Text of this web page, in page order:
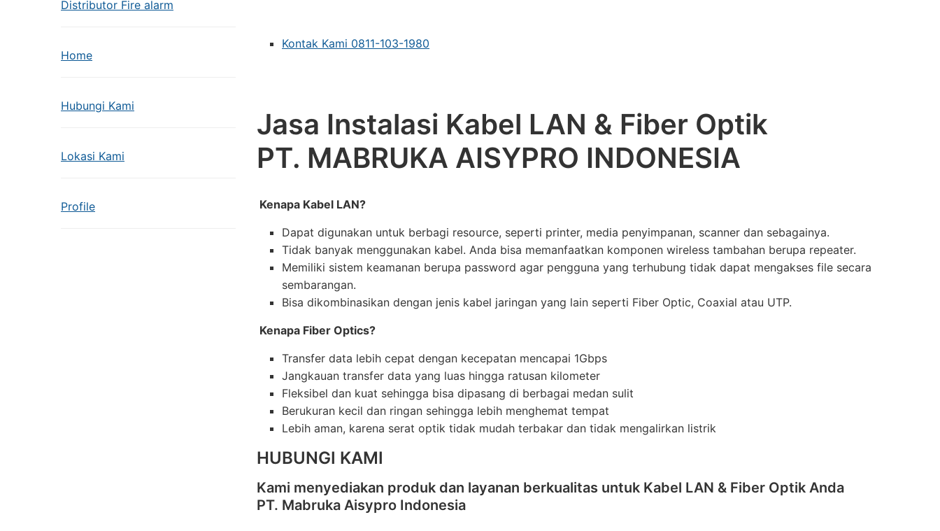
Distributor Fire alarm
Home
Hubungi Kami
Lokasi Kami
Profile
Kontak Kami 0811-103-1980
Jasa Instalasi Kabel LAN & Fiber Optik
PT. MABRUKA AISYPRO INDONESIA
Kenapa Kabel LAN?
Dapat digunakan untuk berbagi resource, seperti printer, media penyimpanan, scanner dan sebagainya.
Tidak banyak menggunakan kabel. Anda bisa memanfaatkan komponen wireless tambahan berupa repeater.
Memiliki sistem keamanan berupa password agar pengguna yang terhubung tidak dapat mengakses file secara
sembarangan.
Bisa dikombinasikan dengan jenis kabel jaringan yang lain seperti Fiber Optic, Coaxial atau UTP.
Kenapa Fiber Optics?
Transfer data lebih cepat dengan kecepatan mencapai 1Gbps
Jangkauan transfer data yang luas hingga ratusan kilometer
Fleksibel dan kuat sehingga bisa dipasang di berbagai medan sulit
Berukuran kecil dan ringan sehingga lebih menghemat tempat
Lebih aman, karena serat optik tidak mudah terbakar dan tidak mengalirkan listrik
HUBUNGI KAMI
Kami menyediakan produk dan layanan berkualitas untuk Kabel LAN & Fiber Optik Anda
PT. Mabruka Aisypro Indonesia